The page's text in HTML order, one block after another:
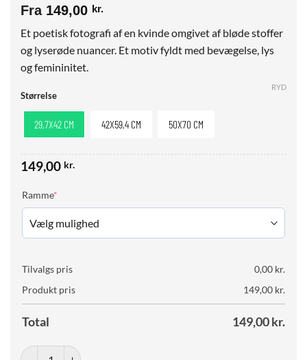
Fra 149,00 kr.
Et poetisk fotografi af en kvinde omgivet af bløde stoffer
og lyserøde nuancer. Et motiv fyldt med bevægelse, lys
og femininitet.
Størrelse
29,7X42 CM 42X59,4 CM 50X70 CM
RYD
149,00 kr.
Ramme*
Tilvalgs pris 0,00 kr.
Produkt pris
149,00 kr.
Total 149,00kr.
Flowerpower antal